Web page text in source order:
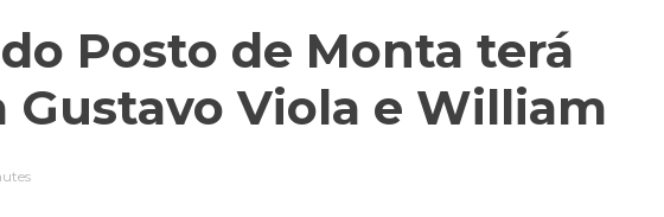
Posto de Monta terá
Gustavo Viola e William